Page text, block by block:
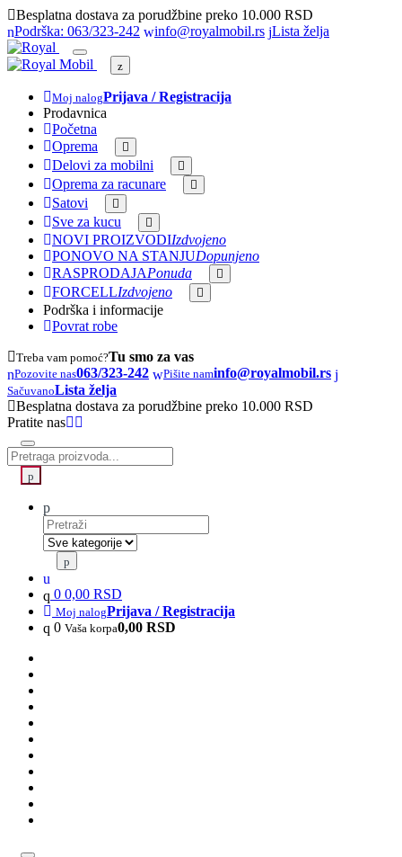
Besplatna dostava za porudžbine preko 10.000 RSD
Podrška: 063/323-242
info@royalmobil.rs Lista želja
Moj nalogPrijava / Registracija
Prodavnica
Početna
Oprema
Delovi za mobilni
Oprema za racunare
Satovi
Sve za kucu
NOVI PROIZVODIIzdvojeno
PONOVO NA STANJUDopunjeno
RASPRODAJAPonuda
FORCELLIzdvojeno
Podrška i informacije
Povrat robe
Treba vam pomoć?Tu smo za vas
Pozovite nas063/323-242 Pišite naminfo@royalmobil.rs
SačuvanoLista želja
Besplatna dostava za porudžbine preko 10.000 RSD
Pratite nas
Search
Izaberite
oblast
pretrage
0 0,00 RSD
Moj nalogPrijava / Registracija
0 Vaša korpa0,00 RSD